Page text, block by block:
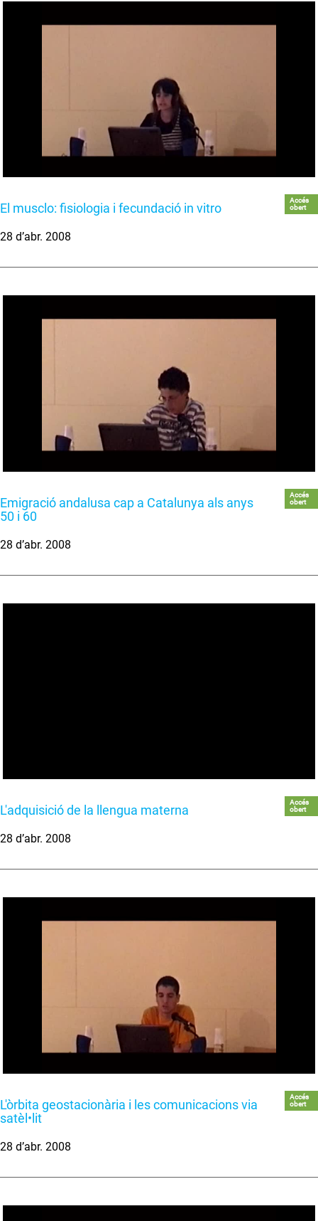
El musclo: fisiologia i fecundació in vitro
Accés
obert
28 d’abr. 2008
Emigració andalusa cap a Catalunya als anys
50 i 60
Accés
obert
28 d’abr. 2008
L'adquisició de la llengua materna
Accés
obert
28 d’abr. 2008
L'òrbita geostacionària i les comunicacions via
satèl•lit
Accés
obert
28 d’abr. 2008